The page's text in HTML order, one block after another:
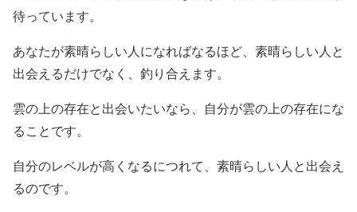
待っています。
あなたが素晴らしい人になればなるほど、素晴らしい人と
出会えるだけでなく、釣り合えます。
雲の上の存在と出会いたいなら、自分が雲の上の存在にな
ることです。
自分のレベルが高くなるにつれて、素晴らしい人と出会え
るのです。